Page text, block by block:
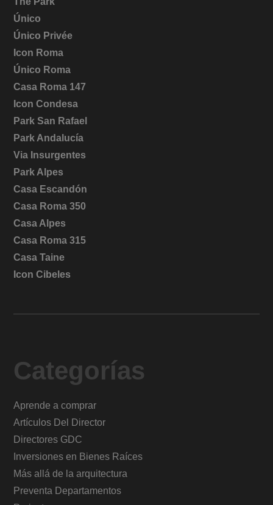
Único
Único Privée
Icon Roma
Único Roma
Casa Roma 147
Icon Condesa
Park San Rafael
Park Andalucía
Via Insurgentes
Park Alpes
Casa Escandón
Casa Roma 350
Casa Alpes
Casa Roma 315
Casa Taine
Icon Cibeles
Categorías
Aprende a comprar
Artículos Del Director
Directores GDC
Inversiones en Bienes Raíces
Más allá de la arquitectura
Preventa Departamentos